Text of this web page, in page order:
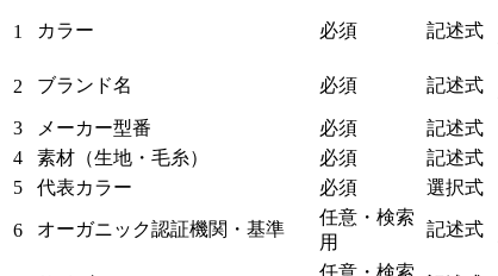
1 カラー 必須 記述式
2 ブランド名 必須 記述式
3 メーカー型番 必須 記述式
4
素材（生地・毛糸） 必須 記述式
5
代表カラー 必須 選択式
6 オーガニック認証機関・基準
任意・検索
用
記述式
任意・検索